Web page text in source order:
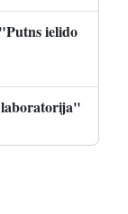
ielido
laboratorija"